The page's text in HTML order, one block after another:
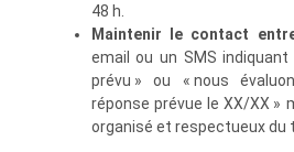
48 h.
Maintenir le contact
email ou un SMS
prévu » ou « nous
réponse prévue le XX/XX »
organisé et respectueux du